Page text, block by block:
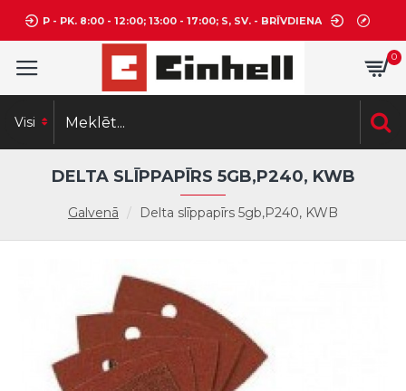
P - PK. 8:00 - 12:00; 13:00 - 17:00; S, SV. - BRĪVDIENA
0
Visi
Galvenā Delta slīppapīrs 5gb,P240, KWB
DELTA SLĪPPAPĪRS 5GB,P240, KWB